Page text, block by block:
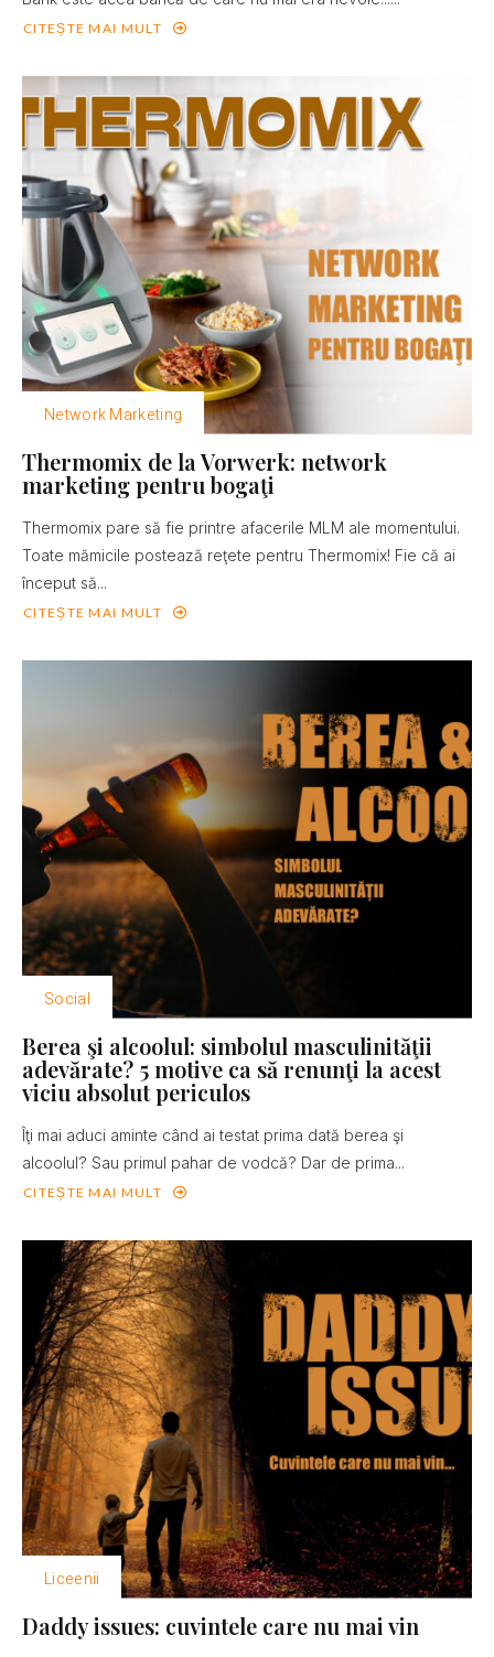
CITEȘTE MAI MULT
Network Marketing
Thermomix de la Vorwerk: network
marketing pentru bogaţi
Thermomix pare să fie printre afacerile MLM ale momentului.
Toate mămicile postează reţete pentru Thermomix! Fie că ai
început să...
CITEȘTE MAI MULT
Social
Berea şi alcoolul: simbolul masculinităţii
adevărate? 5 motive ca să renunţi la acest
viciu absolut periculos
Îţi mai aduci aminte când ai testat prima dată berea şi
alcoolul? Sau primul pahar de vodcă? Dar de prima...
CITEȘTE MAI MULT
Liceenii
Daddy issues: cuvintele care nu mai vin